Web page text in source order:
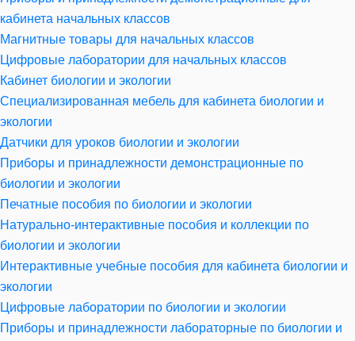
кабинета начальных классов
Магнитные товары для начальных классов
Цифровые лаборатории для начальных классов
Кабинет биологии и экологии
Специализированная мебель для кабинета биологии и
экологии
Датчики для уроков биологии и экологии
Приборы и принадлежности демонстрационные по
биологии и экологии
Печатные пособия по биологии и экологии
Натурально-интерактивные пособия и коллекции по
биологии и экологии
Интерактивные учебные пособия для кабинета биологии и
экологии
Цифровые лаборатории по биологии и экологии
Приборы и принадлежности лабораторные по биологии и